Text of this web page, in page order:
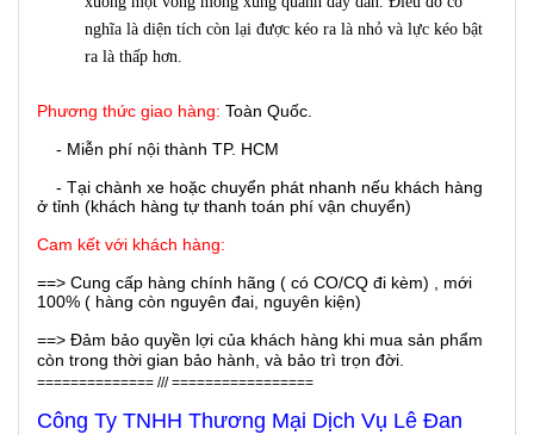
nghĩa là diện tích còn lại được kéo ra là nhỏ và lực kéo bật
ra là thấp hơn.
Phương thức giao hàng: Toàn Quốc.
- Miễn phí nội thành TP. HCM
- Tại chành xe hoặc chuyển phát nhanh nếu khách hàng
ở tỉnh (khách hàng tự thanh toán phí vận chuyển)
Cam kết với khách hàng:
==> Cung cấp hàng chính hãng ( có CO/CQ đi kèm) , mới
100% ( hàng còn nguyên đai, nguyên kiện)
==> Đảm bảo quyền lợi của khách hàng khi mua sản phẩm
còn trong thời gian bảo hành, và bảo trì trọn đời.
============== /// =================
Công Ty TNHH Thương Mại Dịch Vụ Lê Đan